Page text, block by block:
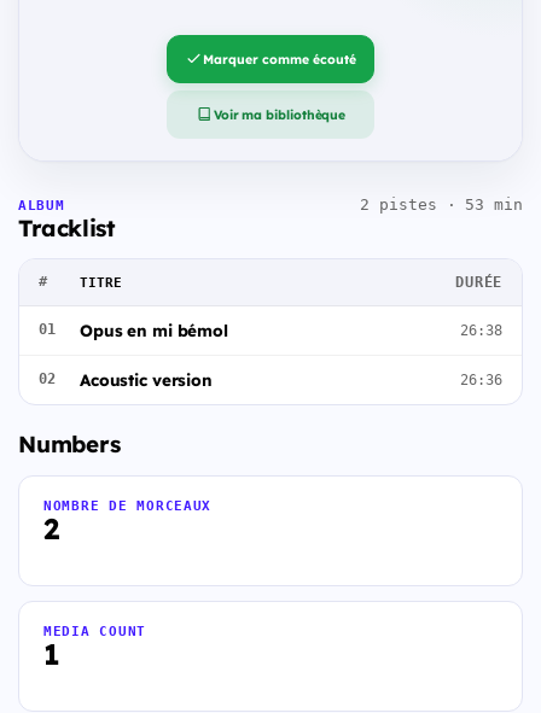
Marquer comme écouté
Voir ma bibliothèque
ALBUM
Tracklist
2 pistes · 53 min
# TITRE DURÉE
01 Opus en mi bémol 26:38
02 Acoustic version 26:36
Numbers
2
NOMBRE DE MORCEAUX
1
MEDIA COUNT